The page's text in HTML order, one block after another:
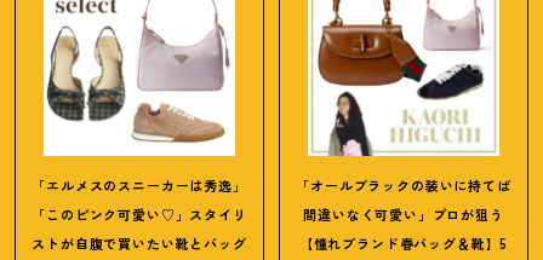
「エルメスのスニーカーは秀逸」
「このピンク可愛い♡」スタイリ
ストが自腹で買いたい靴とバッグ
「オールブラックの装いに持てば
間違いなく可愛い」プロが狙う
【憧れブランド春バッグ＆靴】5